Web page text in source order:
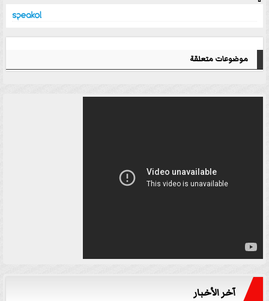
موضوعات متعلقة
آخر الأخبار